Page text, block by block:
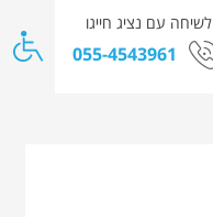
לשיחה עם נציג חייגו
055-4543961